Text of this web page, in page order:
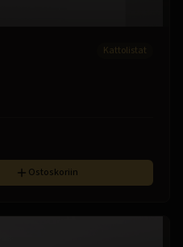
Kattolistat
Ostoskoriin